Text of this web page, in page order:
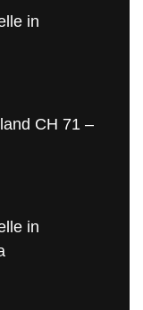
in
CH 71 –
in